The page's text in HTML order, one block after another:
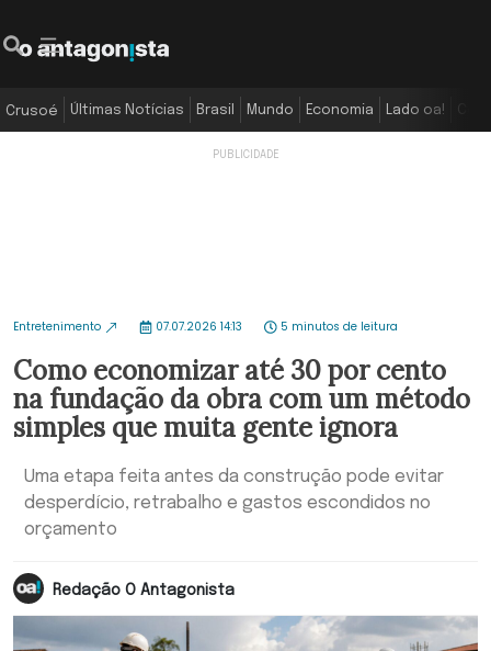
Crusoé Últimas Notícias Brasil Mundo Economia Lado oa!
Entretenimento 07.07.2026 14:13 5 minutos de leitura
Como economizar até 30 por cento
na fundação da obra com um método
simples que muita gente ignora
Uma etapa feita antes da construção pode evitar
desperdício, retrabalho e gastos escondidos no
orçamento
Redação O Antagonista